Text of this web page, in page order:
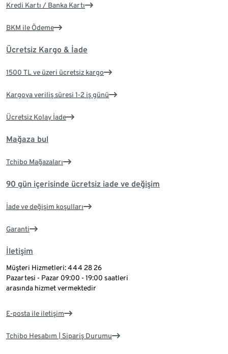
Kredi Kartı / Banka Kartı
BKM ile Ödeme
Ücretsiz Kargo & İade
1500 TL ve üzeri ücretsiz kargo
Kargoya veriliş süresi 1-2 iş günü
Ücretsiz Kolay İade
Mağaza bul
Tchibo Mağazaları
90 gün içerisinde ücretsiz iade ve değişim
İade ve değişim koşulları
Garanti
İletişim
Müşteri Hizmetleri: 444 28 26
Pazartesi - Pazar 09:00 - 19:00 saatleri
arasında hizmet vermektedir
E-posta ile iletişim
Tchibo Hesabım | Sipariş Durumu